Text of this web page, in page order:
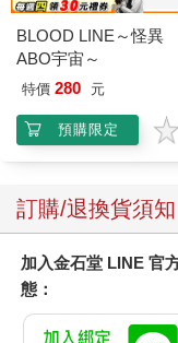
BLOOD LINE～怪異
ABO宇宙～
特價 280 元
預購限定
訂購/退換貨須知
加入金石堂 LINE 官
態：